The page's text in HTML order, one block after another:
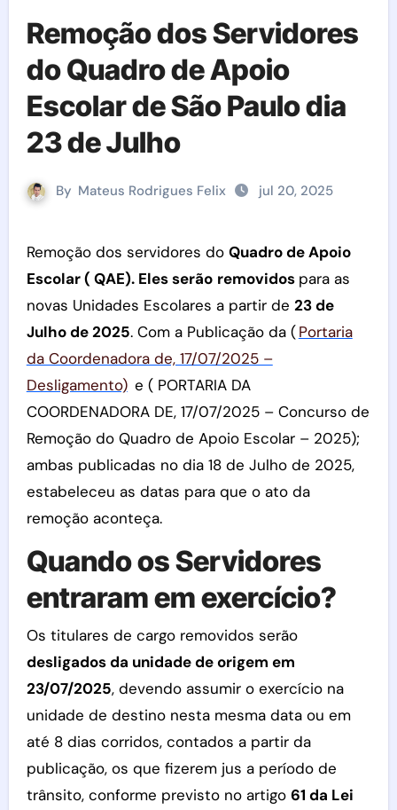
Remoção dos Servidores
do Quadro de Apoio
Escolar de São Paulo dia
23 de Julho
By Mateus Rodrigues Felix jul 20, 2025
Remoção dos servidores do Quadro de Apoio
Escolar ( QAE). Eles serão removidos para as
novas Unidades Escolares a partir de 23 de
Julho de 2025. Com a Publicação da (Portaria
da Coordenadora de, 17/07/2025 –
Desligamento) e ( PORTARIA DA
COORDENADORA DE, 17/07/2025 – Concurso de
Remoção do Quadro de Apoio Escolar – 2025);
ambas publicadas no dia 18 de Julho de 2025,
estabeleceu as datas para que o ato da
remoção aconteça.
Quando os Servidores
entraram em exercício?
Os titulares de cargo removidos serão
desligados da unidade de origem em
23/07/2025, devendo assumir o exercício na
unidade de destino nesta mesma data ou em
até 8 dias corridos, contados a partir da
publicação, os que fizerem jus a período de
trânsito, conforme previsto no artigo 61 da Lei